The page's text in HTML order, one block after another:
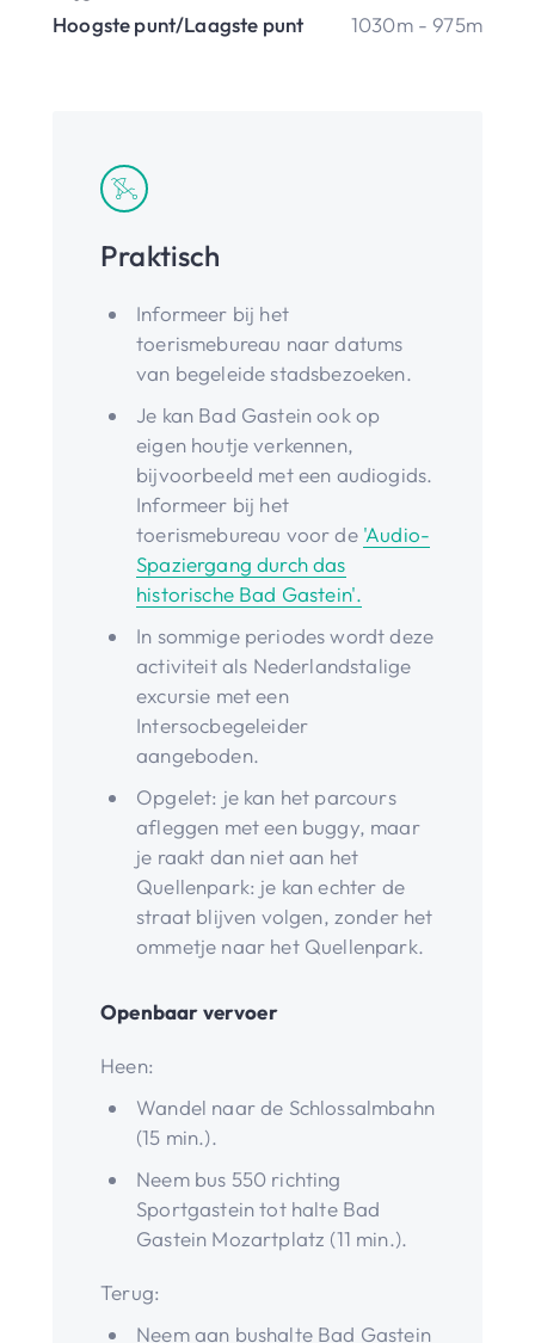
Hoogste punt/Laagste punt
1030m - 975m
Praktisch
Informeer bij het
toerismebureau naar datums
van begeleide stadsbezoeken.
Je kan Bad Gastein ook op
eigen houtje verkennen,
bijvoorbeeld met een audiogids.
Informeer bij het
toerismebureau voor de 'Audio-
Spaziergang durch das
historische Bad Gastein'.
In sommige periodes wordt deze
activiteit als Nederlandstalige
excursie met een
Intersocbegeleider
aangeboden.
Opgelet: je kan het parcours
afleggen met een buggy, maar
je raakt dan niet aan het
Quellenpark: je kan echter de
straat blijven volgen, zonder het
ommetje naar het Quellenpark.
Openbaar vervoer
Heen:
Wandel naar de Schlossalmbahn
(15 min.).
Neem bus 550 richting
Sportgastein tot halte Bad
Gastein Mozartplatz (11 min.).
Terug:
Neem aan bushalte Bad Gastein